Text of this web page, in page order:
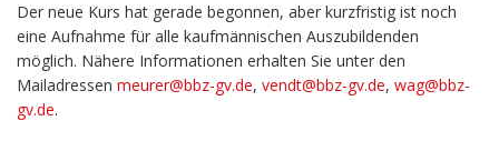
Der neue Kurs hat gerade begonnen, aber kurzfristig ist noch
eine Aufnahme für alle kaufmännischen Auszubildenden
möglich. Nähere Informationen erhalten Sie unter den
Mailadressen meurer@bbz-gv.de, vendt@bbz-gv.de, wag@bbz-
gv.de.